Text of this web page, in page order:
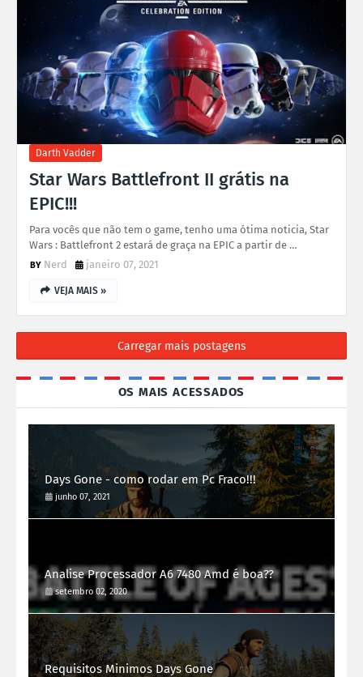
Darth Vadder
Star Wars Battlefront II grátis na
EPIC!!!
Para vocês que não tem o game, tenho uma ótima noticia, Star
Wars : Battlefront 2 estará de graça na EPIC a partir de …
Nerd
janeiro 07, 2021
VEJA MAIS »
Carregar mais postagens
OS MAIS ACESSADOS
Days Gone - como rodar em Pc Fraco!!!
junho 07, 2021
Analise Processador A6 7480 Amd é boa??
setembro 02, 2020
Requisitos Minimos Days Gone